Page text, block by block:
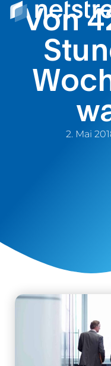
Von
2. Mai